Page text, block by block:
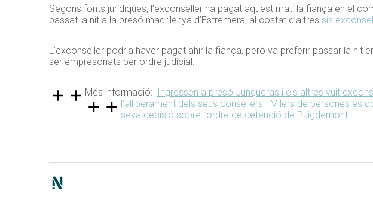
Segons fonts jurídiques, l’exconseller ha pagat aquest matí la fiança en el
passat la nit a la presó madrilenya d’Estremera, al costat d’altres sis
L’exconseller podria haver pagat ahir la fiança, però va preferir passar la
ser empresonats per ordre judicial.
Més informació: Ingressen a presó Junqueras i els altres vuit
l’alliberament dels seus consellers
Milers de persones es
seva decisió sobre l’ordre de detenció de Puigdemont